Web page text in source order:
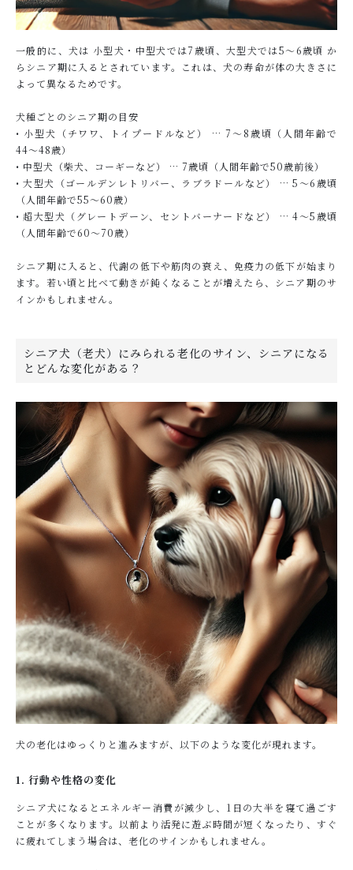
一般的に、犬は 小型犬・中型犬では7歳頃、大型犬では5〜6歳頃 か
らシニア期に入るとされています。これは、犬の寿命が体の大きさに
よって異なるためです。
犬種ごとのシニア期の目安
• 小型犬（チワワ、トイプードルなど） … 7〜8歳頃（人間年齢で
44〜48歳）
• 中型犬（柴犬、コーギーなど） … 7歳頃（人間年齢で50歳前後）
• 大型犬（ゴールデンレトリバー、ラブラドールなど） … 5〜6歳頃
（人間年齢で55〜60歳）
• 超大型犬（グレートデーン、セントバーナードなど） … 4〜5歳頃
（人間年齢で60〜70歳）
シニア期に入ると、代謝の低下や筋肉の衰え、免疫力の低下が始まり
ます。若い頃と比べて動きが鈍くなることが増えたら、シニア期のサ
インかもしれません。
シニア犬（老犬）にみられる老化のサイン、シニアになる
とどんな変化がある？
犬の老化はゆっくりと進みますが、以下のような変化が現れます。
1. 行動や性格の変化
シニア犬になるとエネルギー消費が減少し、1日の大半を寝て過ごす
ことが多くなります。以前より活発に遊ぶ時間が短くなったり、すぐ
に疲れてしまう場合は、老化のサインかもしれません。